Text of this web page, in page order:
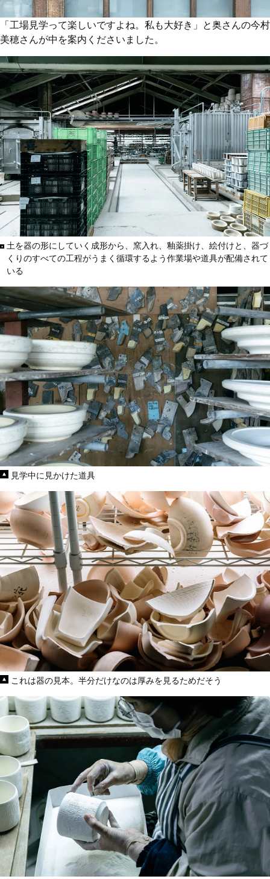
「工場見学って楽しいですよね。私も大好き」と奥さんの今村
美穂さんが中を案内くださいました。
土を器の形にしていく成形から、窯入れ、釉薬掛け、絵付けと、器づ
くりのすべての工程がうまく循環するよう作業場や道具が配備されて
いる
見学中に見かけた道具
これは器の見本。半分だけなのは厚みを見るためだそう